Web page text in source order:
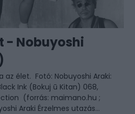
- Nobuyoshi
az élet. Fotó: Nobuyoshi Araki:
Ink (Bokuj ū Kitan) 068,
(forrás: maimano.hu ;
Araki Érzelmes utazás...